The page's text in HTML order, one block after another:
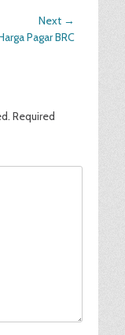
Next →
Pagar BRC
Required